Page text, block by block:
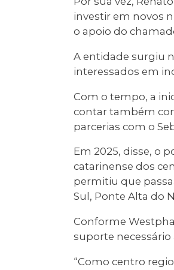
investir em novos
o apoio do
A entidade surgiu
interessados em
Com o tempo, a
contar também
parcerias com o
Em 2025, disse, o
catarinense dos
permitiu que
Sul, Ponte Alta do
Conforme
suporte
“Como centro